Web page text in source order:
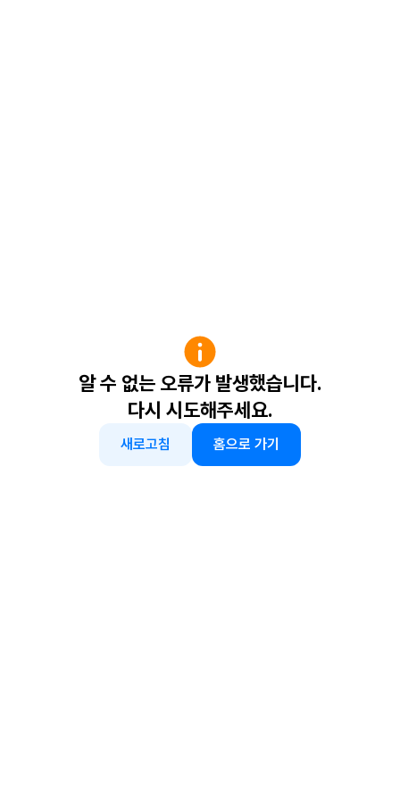
알 수 없는 오류가 발생했습니다.
다시 시도해주세요.
새로고침 홈으로 가기